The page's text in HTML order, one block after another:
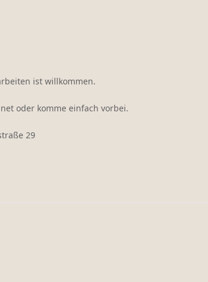
ist willkommen.
oder komme einfach vorbei.
29